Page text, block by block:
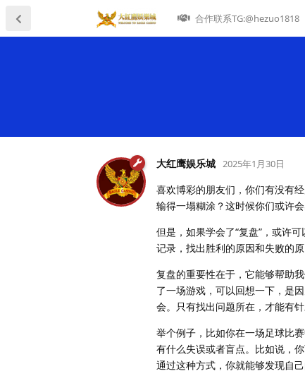
合作联系TG:@hezuo1818
大红鹰娱乐城 2025年1月30日
喜欢博彩的朋友们，你们有没有
输得一塌糊涂？这时候你们或许
但是，如果学会了“复盘”，或许
记录，找出胜利的原因和失败的
复盘的重要性在于，它能够帮助
了一场游戏，可以回想一下，是
会。只有找出问题所在，才能有针
举个例子，比如你在一场足球比
有什么失误或者盲点。比如说，
通过这种方式，你就能够发现自